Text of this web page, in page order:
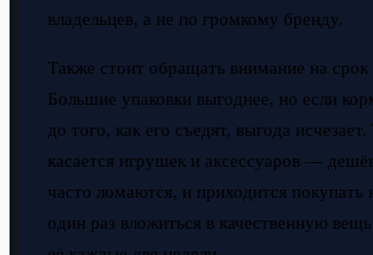
владельцев, а не по громкому бренду.
Также стоит обращать внимание на срок
Большие упаковки выгоднее, но если
до того, как его съедят, выгода
касается игрушек и аксессуаров —
часто ломаются, и приходится
один раз вложиться в качественную